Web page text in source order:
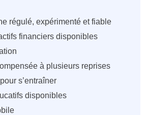
régulé, expérimenté et fiable
financiers disponibles
à plusieurs reprises
s’entraîner
disponibles